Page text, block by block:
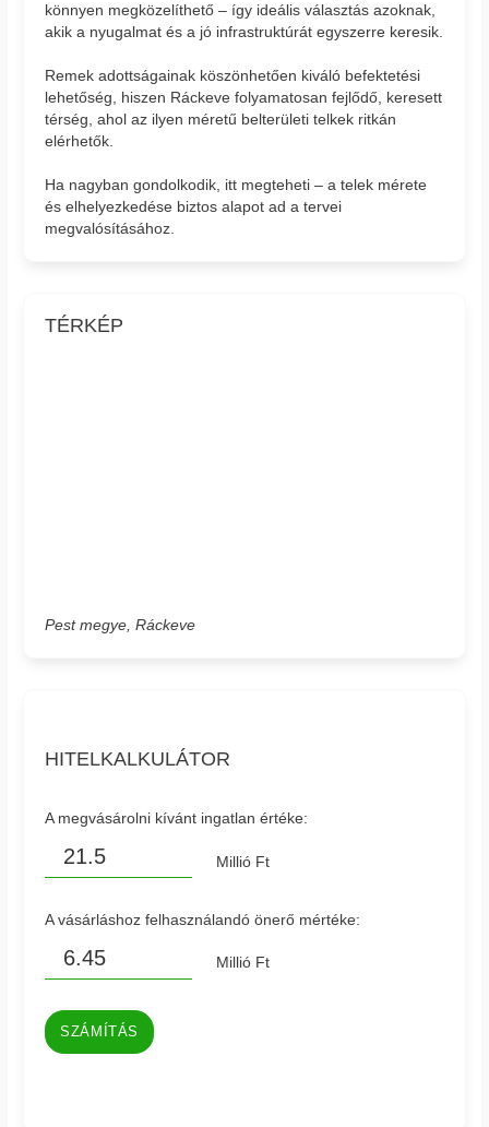
könnyen megközelíthető – így ideális választás azoknak,
akik a nyugalmat és a jó infrastruktúrát egyszerre keresik.
Remek adottságainak köszönhetően kiváló befektetési
lehetőség, hiszen Ráckeve folyamatosan fejlődő, keresett
térség, ahol az ilyen méretű belterületi telkek ritkán
elérhetők.
Ha nagyban gondolkodik, itt megteheti – a telek mérete
és elhelyezkedése biztos alapot ad a tervei
megvalósításához.
TÉRKÉP
Pest megye, Ráckeve
HITELKALKULÁTOR
A megvásárolni kívánt ingatlan értéke:
Millió Ft
A vásárláshoz felhasználandó önerő mértéke:
Millió Ft
SZÁMÍTÁS